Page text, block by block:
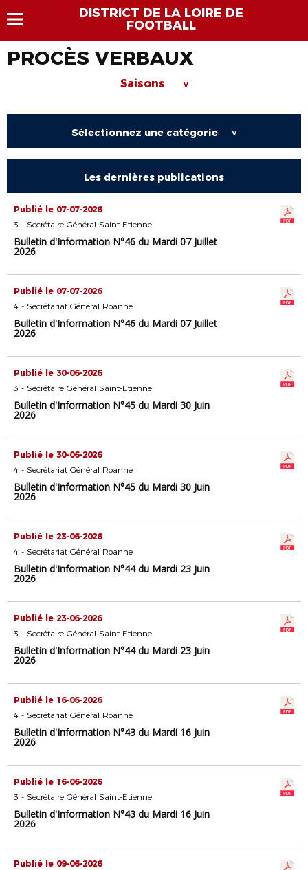
DISTRICT DE LA LOIRE DE
FOOTBALL
PROCÈS VERBAUX
Saisons >
Sélectionnez une catégorie >
Les dernières publications
Publié le 07-07-2026
3 - Secrétaire Général Saint-Etienne
Bulletin d'Information N°46 du Mardi 07 Juillet
2026
Publié le 07-07-2026
4 - Secrétariat Général Roanne
Bulletin d'Information N°46 du Mardi 07 Juillet
2026
Publié le 30-06-2026
3 - Secrétaire Général Saint-Etienne
Bulletin d'Information N°45 du Mardi 30 Juin
2026
Publié le 30-06-2026
4 - Secrétariat Général Roanne
Bulletin d'Information N°45 du Mardi 30 Juin
2026
Publié le 23-06-2026
4 - Secrétariat Général Roanne
Bulletin d'Information N°44 du Mardi 23 Juin
2026
Publié le 23-06-2026
3 - Secrétaire Général Saint-Etienne
Bulletin d'Information N°44 du Mardi 23 Juin
2026
Publié le 16-06-2026
4 - Secrétariat Général Roanne
Bulletin d'Information N°43 du Mardi 16 Juin
2026
Publié le 16-06-2026
3 - Secrétaire Général Saint-Etienne
Bulletin d'Information N°43 du Mardi 16 Juin
2026
Publié le 09-06-2026